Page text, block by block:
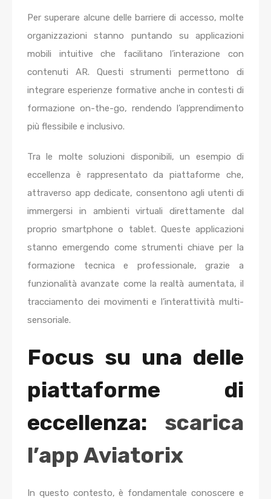
Per superare alcune delle barriere di accesso, molte
organizzazioni stanno puntando su applicazioni
mobili intuitive che facilitano l’interazione con
contenuti AR. Questi strumenti permettono di
integrare esperienze formative anche in contesti di
formazione on-the-go, rendendo l’apprendimento
più flessibile e inclusivo.
Tra le molte soluzioni disponibili, un esempio di
eccellenza è rappresentato da piattaforme che,
attraverso app dedicate, consentono agli utenti di
immergersi in ambienti virtuali direttamente dal
proprio smartphone o tablet. Queste applicazioni
stanno emergendo come strumenti chiave per la
formazione tecnica e professionale, grazie a
funzionalità avanzate come la realtà aumentata, il
tracciamento dei movimenti e l’interattività multi-
sensoriale.
Focus su una delle
piattaforme di
eccellenza: scarica
l’app Aviatorix
In questo contesto, è fondamentale conoscere e